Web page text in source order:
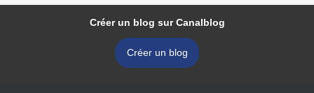
Créer un blog sur Canalblog
Créer un blog